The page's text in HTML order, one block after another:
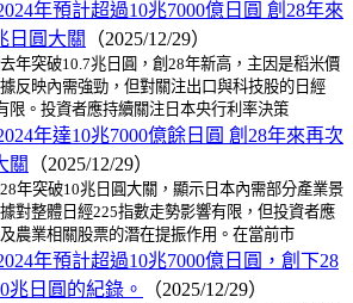
年預計超過10兆7000億日圓 創28年來
日圓大關
（2025/12/29）
年突破10.7兆日圓，創28年新高，主因是稻米價
反映內需強勁，但對關注出口與科技股的日經
限。投資者應持續關注日本央行利率決策
年達10兆7000億餘日圓 創28年來再次
關
（2025/12/29）
年突破10兆日圓大關，顯示日本內需部分產業景
對整體日經225指數走勢影響有限，但投資者應
農業相關股票的潛在提振作用。在當前市
年預計超過10兆7000億日圓，創下28
兆日圓的紀錄。
（2025/12/29）